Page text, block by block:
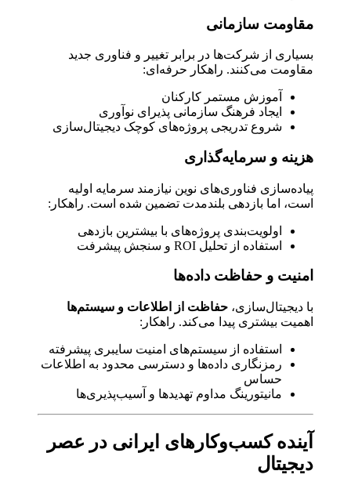
مقاومت سازمانی
بسیاری از شرکت‌ها در برابر تغییر و فناوری جدید
مقاومت می‌کنند. راهکار حرفه‌ای:
آموزش مستمر کارکنان
ایجاد فرهنگ سازمانی پذیرای نوآوری
شروع تدریجی پروژه‌های کوچک دیجیتال‌سازی
هزینه و سرمایه‌گذاری
پیاده‌سازی فناوری‌های نوین نیازمند سرمایه اولیه
است، اما بازدهی بلندمدت تضمین شده است. راهکار:
اولویت‌بندی پروژه‌های با بیشترین بازدهی
استفاده از تحلیل ROI و سنجش پیشرفت
امنیت و حفاظت داده‌ها
با دیجیتال‌سازی، حفاظت از اطلاعات و سیستم‌ها
اهمیت بیشتری پیدا می‌کند. راهکار:
استفاده از سیستم‌های امنیت سایبری پیشرفته
رمزنگاری داده‌ها و دسترسی محدود به اطلاعات
حساس
مانیتورینگ مداوم تهدیدها و آسیب‌پذیری‌ها
آینده کسب‌وکارهای ایرانی در عصر
دیجیتال